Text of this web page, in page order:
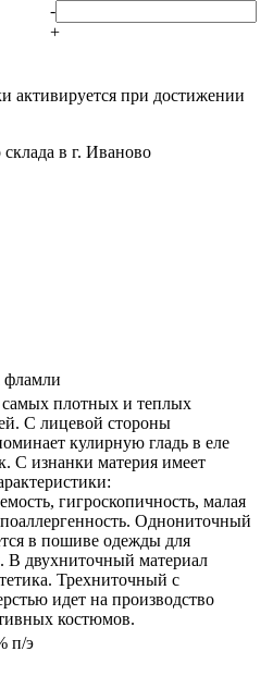
-
+
активируется при достижении
в г. Иваново
фламли
плотных и теплых
С лицевой стороны
кулирную гладь в еле
С изнанки материя имеет
гигроскопичность, малая
Однониточный
в пошиве одежды для
В двухниточный материал
Трехниточный с
идет на производство
костюмов.
п/э